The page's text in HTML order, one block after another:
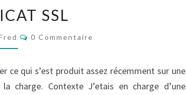
SSL
SSL
Commentaires
0 Commentaire
ce qui s’est produit assez récemment sur une
charge. Contexte J’etais en charge d’une